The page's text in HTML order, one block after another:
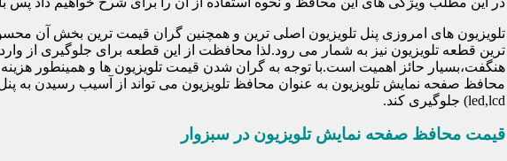
تلویزیون های امروزی پنل تلویزیون اصلی ترین و همچنین گران قیمت ترین بخش آن
ترین قطعه تلویزیون نیز به شمار می رود.لذا محافظت از این قطعه برای جلوگیری از
هنگفت،بسیار حائز اهمیت است.با توجه به گران شدن قیمت تلویزیون ها و همینطور
محافظ صفحه نمایش تلویزیون به عنوان محافظ تلویزیون می تواند از آسیب رسیدن به
led,lcd) جلوگیری کند.
قیمت محافظ صفحه نمایش تلویزیون در سبزوار